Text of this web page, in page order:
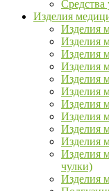
Средства
Изделия
Изделия
Изделия
Изделия
Изделия
Изделия
Изделия
Изделия
Изделия
Изделия
Изделия
Изделия
чулки)
Изделия